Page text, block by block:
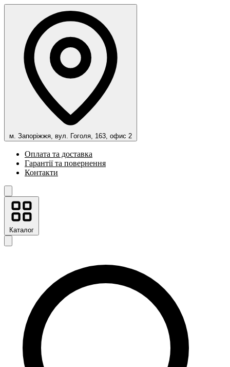
м. Запоріжжя, вул. Гоголя, 163, офис 2
Оплата та доставка
Гарантії та повернення
Контакти
Каталог